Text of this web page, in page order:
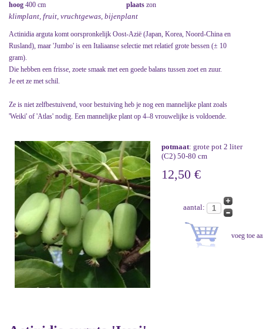
hoog 400 cm plaats zon
klimplant, fruit, vruchtgewas, bijenplant
Actinidia arguta komt oorspronkelijk Oost-Azië (Japan, Korea, Noord-China en
Rusland), maar 'Jumbo' is een Italiaanse selectie met relatief grote bessen (± 10
gram).
Die hebben een frisse, zoete smaak met een goede balans tussen zoet en zuur.
Je eet ze met schil.
Ze is niet zelfbestuivend, voor bestuiving heb je nog een mannelijke plant zoals
'Weiki' of 'Atlas' nodig. Een mannelijke plant op 4–8 vrouwelijke is voldoende.
potmaat: grote pot 2 liter
(C2) 50-80 cm
12,50 €
aantal: